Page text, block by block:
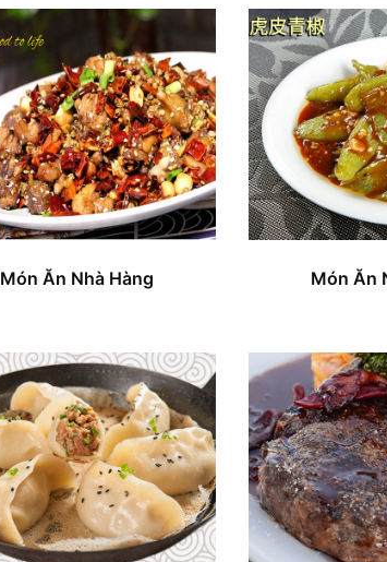
Món Ăn Nhà Hàng Món Ăn